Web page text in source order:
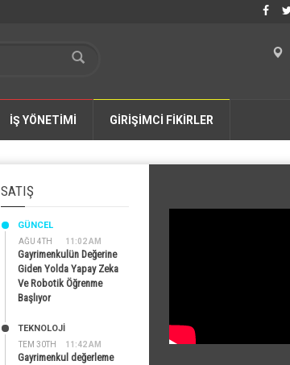
İŞ YÖNETİMİ GİRİŞİMCİ FİKİRLER
SATIŞ
AĞU 4TH 11:02 AM
GÜNCEL
Gayrimenkulün Değerine
Giden Yolda Yapay Zeka
Ve Robotik Öğrenme
Başlıyor
TEM 30TH 11:42 AM
TEKNOLOJİ
Gayrimenkul değerleme